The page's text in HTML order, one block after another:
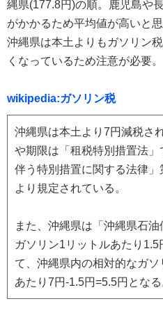
縄県(177.8円)の順。鹿児島や
がかかるため平均値が高いと
沖縄県は本土よりもガソリン
くなっているため注意が必要。
wikipedia:ガソリン税
沖縄県は本土より7円減税さ
や期限は「租税特別措置法
伴う特別措置に関する法律
より規定されている。
また、沖縄県は「沖縄県石油
ガソリン1リットルあたり
て、沖縄県内の相対的なガ
あたり7円-1.5円=5.5円となる